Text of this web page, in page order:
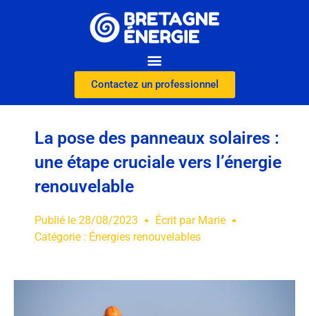
Contactez un professionnel
La pose des panneaux solaires :
une étape cruciale vers l’énergie
renouvelable
Publié le 28/08/2023 Écrit parMarie
Catégorie : Énergies renouvelables